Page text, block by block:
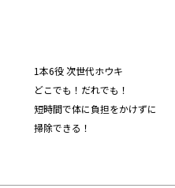
1本6役 次世代ホウキ
どこでも！だれでも！
短時間で体に負担をかけずに
掃除できる！